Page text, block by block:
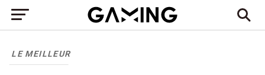
LE MEILLEUR